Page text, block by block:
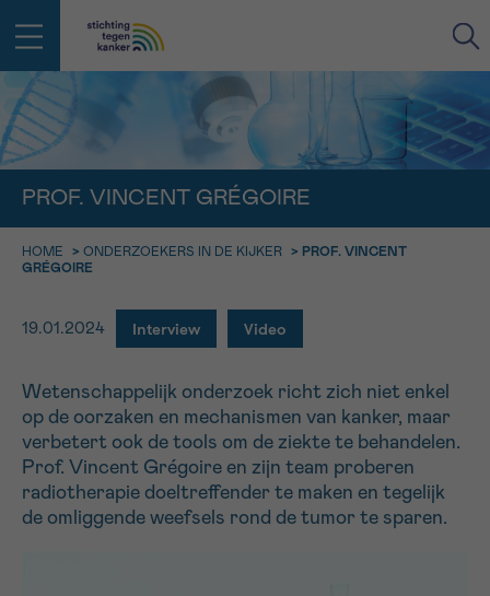
PROF. VINCENT GRÉGOIRE
HOME > ONDERZOEKERS IN DE KIJKER > PROF. VINCENT
GRÉGOIRE
19.01.2024 Interview Video
Wetenschappelijk onderzoek richt zich niet enkel
op de oorzaken en mechanismen van kanker, maar
verbetert ook de tools om de ziekte te behandelen.
Prof. Vincent Grégoire en zijn team proberen
radiotherapie doeltreffender te maken en tegelijk
de omliggende weefsels rond de tumor te sparen.
VOORNAAM
IN DE STRIJD TEGEN KANKER STA
Professionele medewerkers beantwoorden je vragen
Contacteer ons gratis
Bel ons op 0800 15 802
ma-vrij 9u tot 18u
contactformulier
Ik wil graag opgebeld worden
Meer weten over Kankerinfo
TERUG
NAAM
TERUG
KIES DE TIJDSSPANNE VAN JE AFSPRAAK
9h-11h
13h-16h
16h-18h